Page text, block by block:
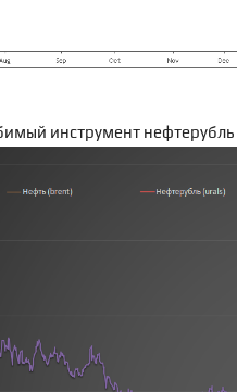
инструмент нефтерубль